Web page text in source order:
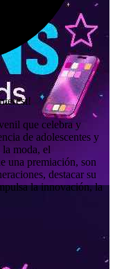
que celebra y
de adolescentes y
la moda, el
una premiación, son
destacar su
la innovación, la